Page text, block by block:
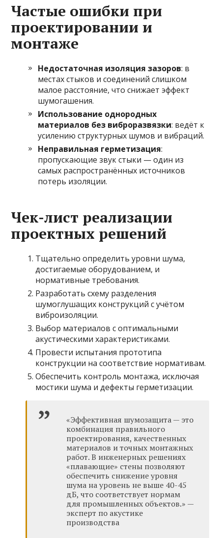
Частые ошибки при
проектировании и
монтаже
Недостаточная изоляция зазоров: в
местах стыков и соединений слишком
малое расстояние, что снижает эффект
шумогашения.
Использование однородных
материалов без виброразвязки: ведёт к
усилению структурных шумов и вибраций.
Неправильная герметизация:
пропускающие звук стыки — один из
самых распространённых источников
потерь изоляции.
Чек-лист реализации
проектных решений
Тщательно определить уровни шума,
достигаемые оборудованием, и
нормативные требования.
Разработать схему разделения
шумоглушащих конструкций с учётом
виброизоляции.
Выбор материалов с оптимальными
акустическими характеристиками.
Провести испытания прототипа
конструкции на соответствие нормативам.
Обеспечить контроль монтажа, исключая
мостики шума и дефекты герметизации.
«Эффективная шумозащита — это
комбинация правильного
проектирования, качественных
материалов и точных монтажных
работ. В инженерных решениях
«плавающие» стены позволяют
обеспечить снижение уровня
шума на уровень не выше 40-45
дБ, что соответствует нормам
для промышленных объектов.» —
эксперт по акустике
производства